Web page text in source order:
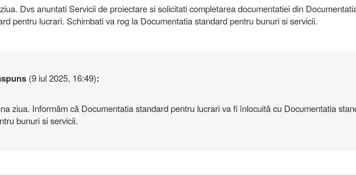
Dvs anuntati Servicii de proiectare si solicitati completarea documentatiei din
pentru lucrari. Schimbati va rog la Documentatia standard pentru bunuri si servicii.
(9 iul 2025, 16:49):
ziua. Informăm că Documentatia standard pentru lucrari va fi înlocuită cu Documentatia
bunuri si servicii.